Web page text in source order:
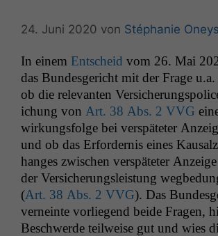
24. Juni 2020 von Stéphanie
In einem Entscheid vom 26. Mai
das Bun­des­gericht mit der Frage u.a.
ob die rel­e­van­ten
ichung von Art. 38 Abs. 2 VVG
wirkungs­folge bei ver­späteter
und ob das Erforder­nis eines
hanges zwis­chen ver­späteter
der Ver­sicherungsleis­tung
(Art. 38 Abs. 2 VVG). Das
verneinte vor­liegend bei­de Fra­gen,
Beschw­erde teil­weise gut und wies